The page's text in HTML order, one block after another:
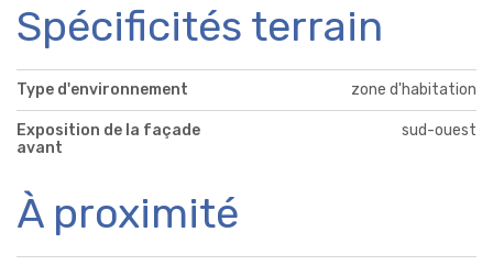
Spécificités terrain
Type d'environnement zone d'habitation
Exposition de la façade
avant
sud-ouest
À proximité